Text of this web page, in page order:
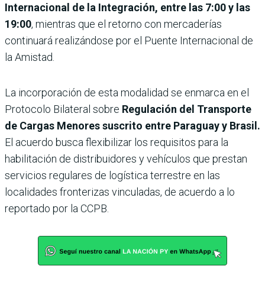
Internacional de la Integración, entre las 7:00 y las
19:00, mientras que el retorno con mercaderías
continuará realizándose por el Puente Internacional de
la Amistad.
La incorporación de esta modalidad se enmarca en el
Protocolo Bilateral sobre Regulación del Transporte
de Cargas Menores suscrito entre Paraguay y Brasil.
El acuerdo busca flexibilizar los requisitos para la
habilitación de distribuidores y vehículos que prestan
servicios regulares de logística terrestre en las
localidades fronterizas vinculadas, de acuerdo a lo
reportado por la CCPB.